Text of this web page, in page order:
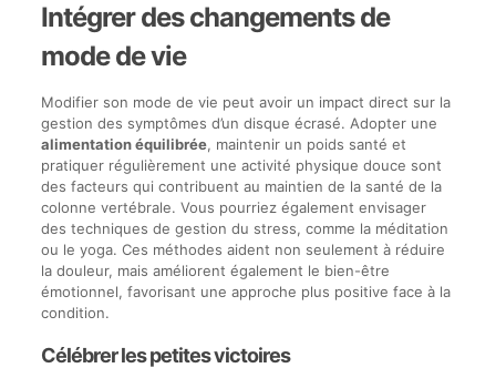
Intégrer des changements de
mode de vie
Modifier son mode de vie peut avoir un impact direct sur la
gestion des symptômes d’un disque écrasé. Adopter une
alimentation équilibrée, maintenir un poids santé et
pratiquer régulièrement une activité physique douce sont
des facteurs qui contribuent au maintien de la santé de la
colonne vertébrale. Vous pourriez également envisager
des techniques de gestion du stress, comme la méditation
ou le yoga. Ces méthodes aident non seulement à réduire
la douleur, mais améliorent également le bien-être
émotionnel, favorisant une approche plus positive face à la
condition.
Célébrer les petites victoires